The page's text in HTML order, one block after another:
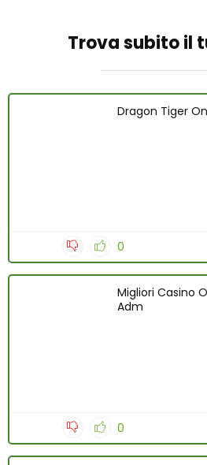
Trova subito il
Dragon Tiger
0
Migliori Casino
Adm
0